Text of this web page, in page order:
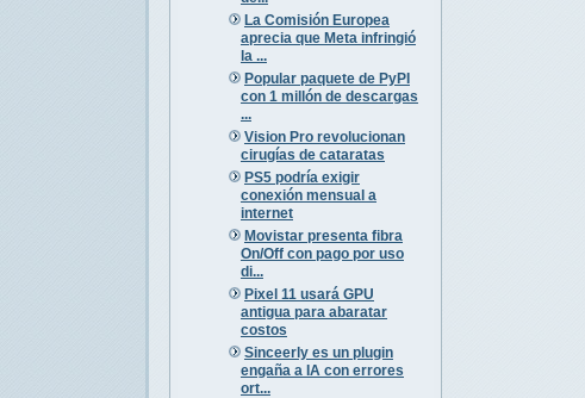
La Comisión Europea
aprecia que Meta infringió
la ...
Popular paquete de PyPI
con 1 millón de descargas
...
Vision Pro revolucionan
cirugías de cataratas
PS5 podría exigir
conexión mensual a
internet
Movistar presenta fibra
On/Off con pago por uso
di...
Pixel 11 usará GPU
antigua para abaratar
costos
Sinceerly es un plugin
engaña a IA con errores
ort...